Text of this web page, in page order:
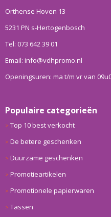
Orthense Hoven 13
5231 PN s-Hertogenbosch
Tel: 073 642 39 01
Email: info@vdhpromo.nl
Openingsuren: ma t/m vr van
Populaire categorieën
Top 10 best verkocht
De betere geschenken
Duurzame geschenken
Promotieartikelen
Promotionele papierwaren
Tassen